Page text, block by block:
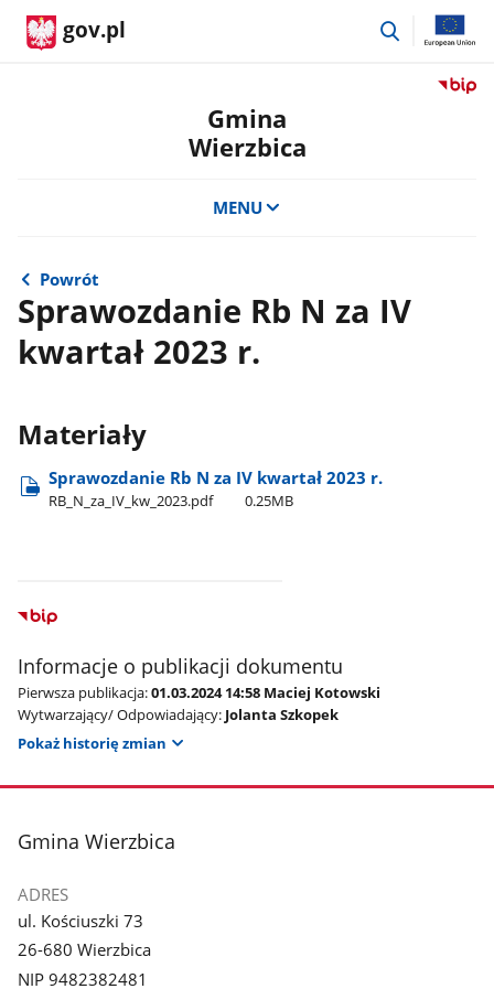
gov.pl
przejdź
Przejdź
Gmina
Wierzbica
MENU
Powrót
Sprawozdanie Rb N za IV
kwartał 2023 r.
Materiały
Sprawozdanie Rb N za IV kwartał 2023 r.
RB​_N​_za​_IV​_kw​_2023.pdf 0.25MB
Informacje o publikacji dokumentu
Pierwsza publikacja:01.03.2024 14:58 Maciej Kotowski
Wytwarzający/ Odpowiadający: Jolanta Szkopek
Pokaż historię zmian
stopka
Gmina Wierzbica
ADRES
ul. Kościuszki 73
26-680 Wierzbica
NIP 9482382481